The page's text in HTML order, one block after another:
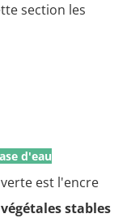
section les
d'eau
est l'encre
stables